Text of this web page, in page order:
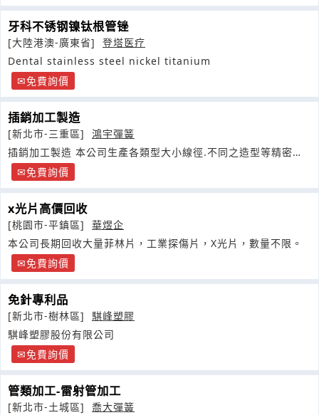
牙科不锈钢镍钛根管锉
[大陸港澳-廣東省]
登塔医疗
Dental stainless steel nickel titanium
免費詢價
插銷加工製造
[新北市-三重區]
鴻宇彈簧
插銷加工製造 本公司生產各類型大小線徑.不同之造型等精密彈
簧 免費詢價
x光片高價回收
[桃園市-平鎮區]
華煜企
本公司長期回收大量菲林片，工業探傷片，X光片，數量不限。
免費詢價
免針專利品
[新北市-樹林區]
騏峰塑膠
騏峰塑膠股份有限公司
免費詢價
管類加工-雷射管加工
[新北市-土城區]
喬大彈簧